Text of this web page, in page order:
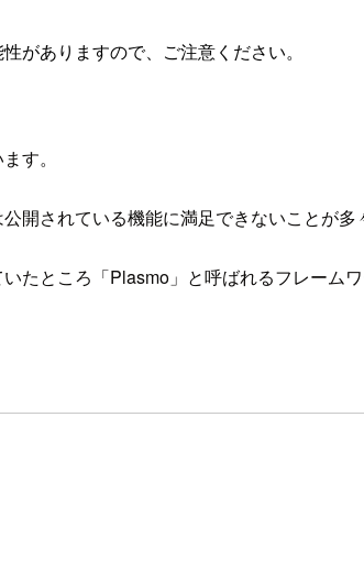
がありますので、ご注意ください。
す。
開されている機能に満足できないことが多
たところ「Plasmo」と呼ばれるフレームワ